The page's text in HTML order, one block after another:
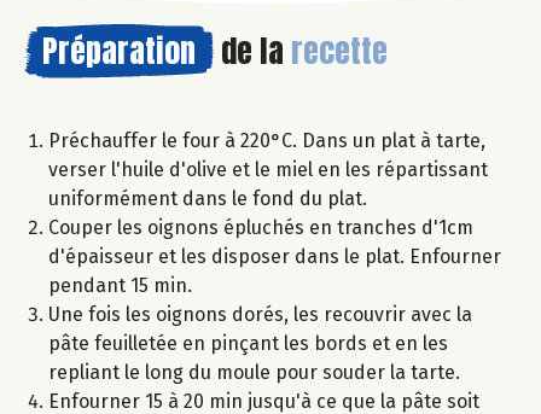
Préparation de la recette
Préchauffer le four à 220°C. Dans un plat à tarte,
verser l'huile d'olive et le miel en les répartissant
uniformément dans le fond du plat.
Couper les oignons épluchés en tranches d'1cm
d'épaisseur et les disposer dans le plat. Enfourner
pendant 15 min.
Une fois les oignons dorés, les recouvrir avec la
pâte feuilletée en pinçant les bords et en les
repliant le long du moule pour souder la tarte.
Enfourner 15 à 20 min jusqu'à ce que la pâte soit